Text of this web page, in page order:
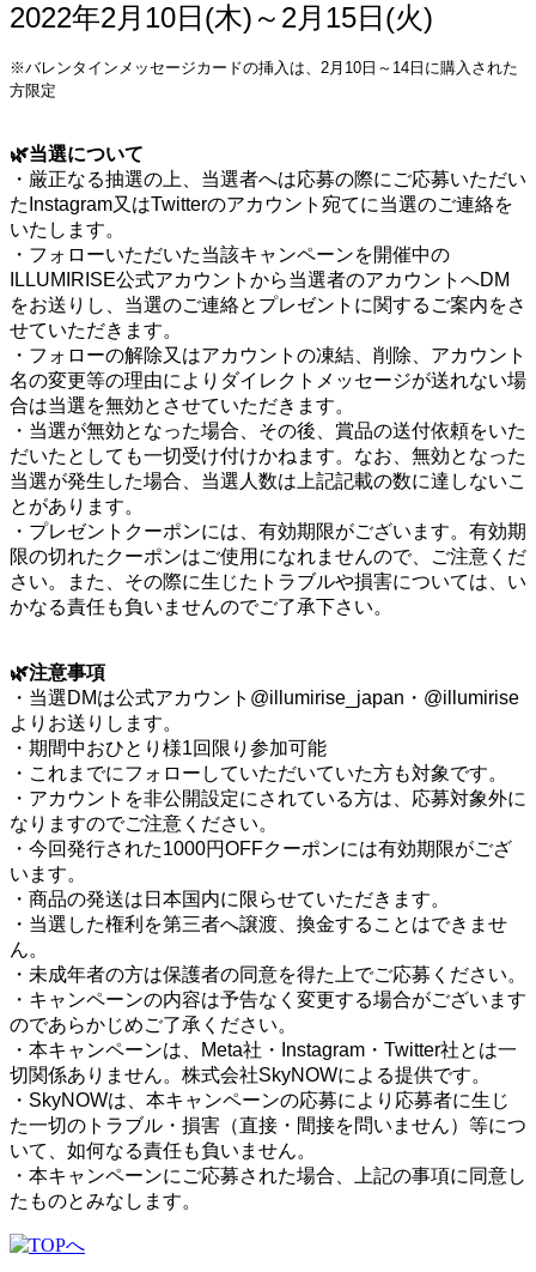
2022年2月10日(木)～2月15日(火)
※バレンタインメッセージカードの挿入は、2月10日～14日に購入された
方限定
🌿当選について
・厳正なる抽選の上、当選者へは応募の際にご応募いただい
たInstagram又はTwitterのアカウント宛てに当選のご連絡を
いたします。
・フォローいただいた当該キャンペーンを開催中の
ILLUMIRISE公式アカウントから当選者のアカウントへDM
をお送りし、当選のご連絡とプレゼントに関するご案内をさ
せていただきます。
・フォローの解除又はアカウントの凍結、削除、アカウント
名の変更等の理由によりダイレクトメッセージが送れない場
合は当選を無効とさせていただきます。
・当選が無効となった場合、その後、賞品の送付依頼をいた
だいたとしても一切受け付けかねます。なお、無効となった
当選が発生した場合、当選人数は上記記載の数に達しないこ
とがあります。
・プレゼントクーポンには、有効期限がございます。有効期
限の切れたクーポンはご使用になれませんので、ご注意くだ
さい。また、その際に生じたトラブルや損害については、い
かなる責任も負いませんのでご了承下さい。
🌿注意事項
・当選DMは公式アカウント@illumirise_japan・@illumirise
よりお送りします。⁠
・期間中おひとり様1回限り参加可能
・これまでにフォローしていただいていた方も対象です。
⁠・アカウントを非公開設定にされている方は、応募対象外に
なりますのでご注意ください。
・今回発行された1000円OFFクーポンには有効期限がござ
います。
・商品の発送は日本国内に限らせていただきます。
・当選した権利を第三者へ譲渡、換金することはできませ
ん。
・未成年者の方は保護者の同意を得た上でご応募ください。
・キャンペーンの内容は予告なく変更する場合がございます
のであらかじめご了承ください。
・本キャンペーンは、Meta社・Instagram・Twitter社とは一
切関係ありません。株式会社SkyNOWによる提供です。
・SkyNOWは、本キャンペーンの応募により応募者に生じ
た一切のトラブル・損害（直接・間接を問いません）等につ
いて、如何なる責任も負いません。
・本キャンペーンにご応募された場合、上記の事項に同意し
たものとみなします。